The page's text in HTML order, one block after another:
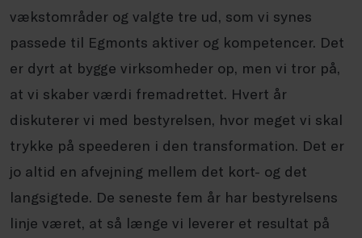
vækstområder og valgte tre ud, som vi synes
passede til Egmonts aktiver og kompetencer. Det
er dyrt at bygge virksomheder op, men vi tror på,
at vi skaber værdi fremadrettet. Hvert år
diskuterer vi med bestyrelsen, hvor meget vi skal
trykke på speederen i den transformation. Det er
jo altid en afvejning mellem det kort- og det
langsigtede. De seneste fem år har bestyrelsens
linje været, at så længe vi leverer et resultat på